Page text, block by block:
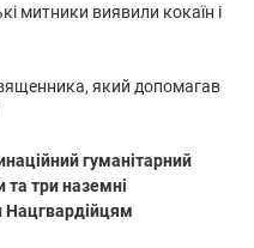
митники виявили кокаїн і
який допомагав
гуманітарний
та три наземні
Нацгвардійцям